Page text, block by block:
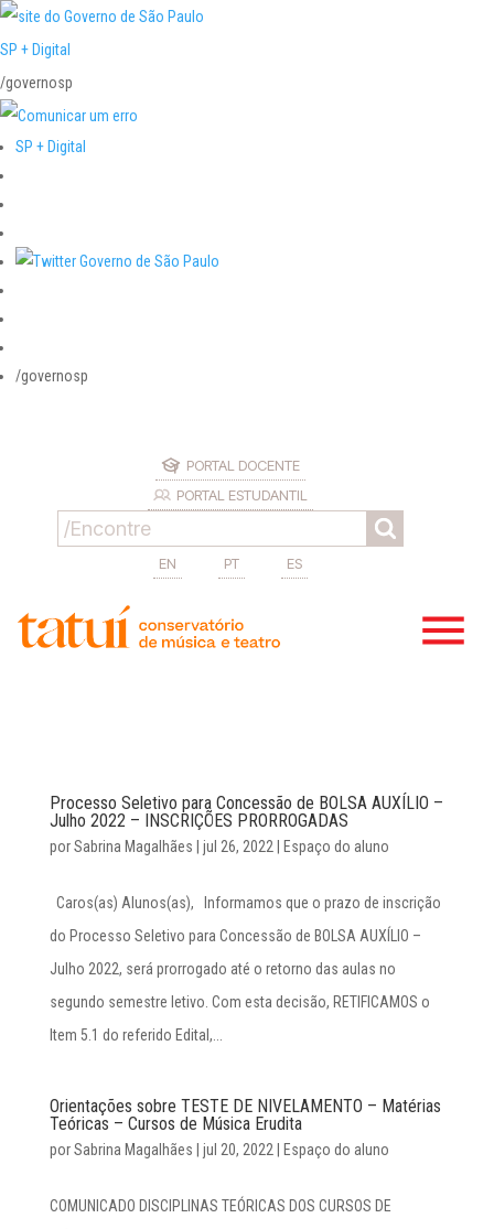
SP + Digital
/governosp
SP + Digital
/governosp
PORTAL DOCENTE
PORTAL ESTUDANTIL
EN PT ES
Processo Seletivo para Concessão de BOLSA AUXÍLIO –
Julho 2022 – INSCRIÇÕES PRORROGADAS
porSabrina Magalhães jul 26, 2022 Espaço do aluno
Caros(as) Alunos(as), Informamos que o prazo de inscrição
do Processo Seletivo para Concessão de BOLSA AUXÍLIO –
Julho 2022, será prorrogado até o retorno das aulas no
segundo semestre letivo. Com esta decisão, RETIFICAMOS o
Item 5.1 do referido Edital,...
Orientações sobre TESTE DE NIVELAMENTO – Matérias
Teóricas – Cursos de Música Erudita
porSabrina Magalhães jul 20, 2022 Espaço do aluno
COMUNICADO DISCIPLINAS TEÓRICAS DOS CURSOS DE